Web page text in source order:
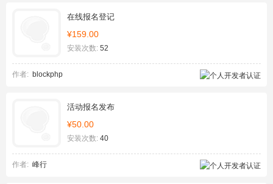
在线报名登记
¥159.00
安装次数: 52
作者: blockphp
活动报名发布
¥50.00
安装次数: 40
作者: 峰行